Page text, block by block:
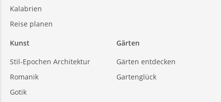
Kalabrien
Reise planen
Kunst
Stil-Epochen Architektur
Romanik
Gotik
Gärten
Gärten entdecken
Gartenglück